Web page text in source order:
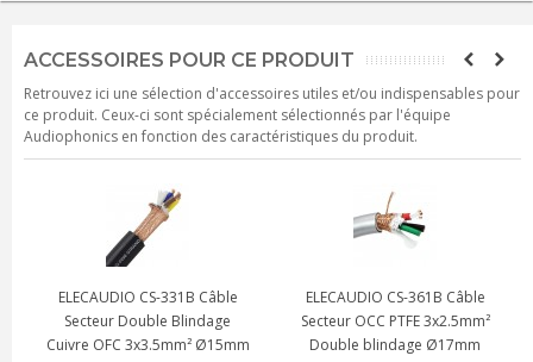
ACCESSOIRES POUR CE PRODUIT
Retrouvez ici une sélection d'accessoires utiles et/ou indispensables pour
ce produit. Ceux-ci sont spécialement sélectionnés par l'équipe
Audiophonics en fonction des caractéristiques du produit.
CS-361B Câble
3x2.5mm²
Ø17mm
OYAIDE TUNAMI V2 Câble
secteur Cuivre 102 SSC 4.5mm²
Ø15mm
FURUTECH FP-
EDITION Câble
OFC Nano